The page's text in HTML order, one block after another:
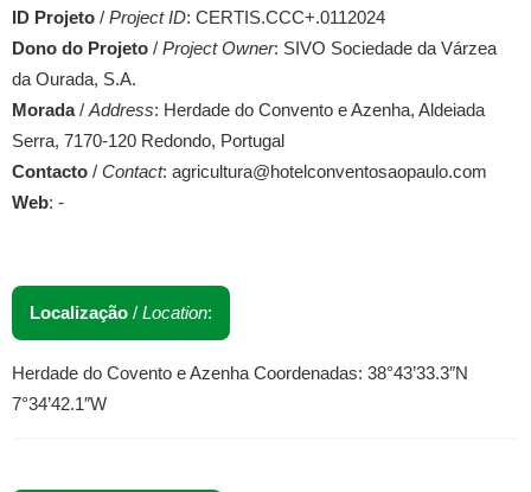
ID Projeto / Project ID: CERTIS.CCC+.0112024
Dono do Projeto / Project Owner: SIVO Sociedade da Várzea
da Ourada, S.A.
Morada/ Address: Herdade do Convento e Azenha, Aldeiada
Serra, 7170-120 Redondo, Portugal
Contacto / Contact: agricultura@hotelconventosaopaulo.com
Web: -
Localização / Location:
Herdade do Covento e Azenha Coordenadas: 38°43’33.3″N
7°34’42.1″W